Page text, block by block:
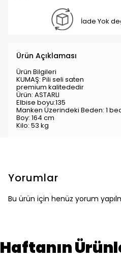
İade Yok
Ürün Açıklaması
Ürün Bilgileri
KUMAŞ: Pili seli saten
premium kalitededir
Ürün: ASTARLI
Elbise boyu:135
Manken Üzerindeki Beden: 1
Boy: 164 cm
Kilo: 53 kg
Yorumlar
Bu ürün için henüz yorum
Haftanın